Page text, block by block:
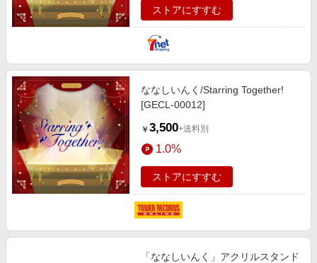
ストアにすすむ
ななしいんく/Starring Together!
[GECL-00012]
￥ 3,500+送料別
1.0%
ストアにすすむ
「ななしいんく」アクリルスタンド